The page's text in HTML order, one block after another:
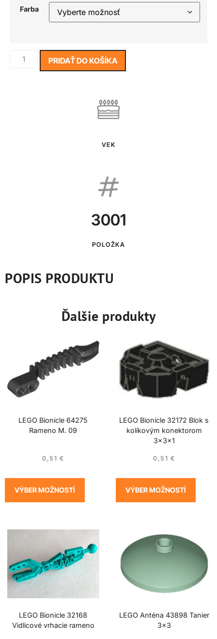
Farba
PRIDAŤ DO KOŠÍKA
VEK
3001
POLOŽKA
POPIS PRODUKTU
Ďalšie produkty
LEGO Bionicle 64275
Rameno M. 09
0,51 €
VÝBER MOŽNOSTÍ
LEGO Bionicle 32172 Blok s
kolíkovým konektorom
3x3x1
0,51 €
VÝBER MOŽNOSTÍ
LEGO Bionicle 32168
Vidlicové vrhacie rameno
LEGO Anténa 43898 Tanier
3×3